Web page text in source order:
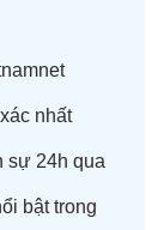
nhất
sự 24h qua
bật trong